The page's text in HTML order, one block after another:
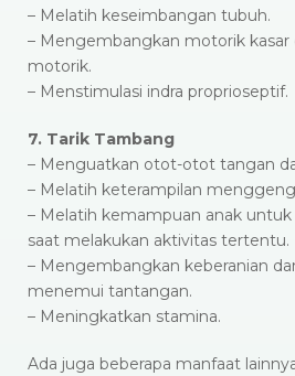
– Melatih keseimbangan tubuh.
– Mengembangkan motorik kasar
motorik.
– Menstimulasi indra proprioseptif.
7. Tarik Tambang
– Menguatkan otot-otot tangan
– Melatih keterampilan
– Melatih kemampuan anak
saat melakukan aktivitas tertentu.
– Mengembangkan keberanian
menemui tantangan.
– Meningkatkan stamina.
Ada juga beberapa manfaat